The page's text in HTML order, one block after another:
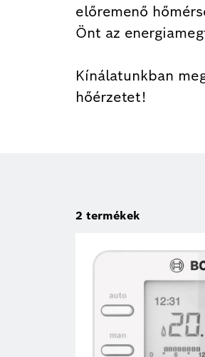
előremenő
Önt az
Kínálatunkban
hőérzetet!
2 termékek